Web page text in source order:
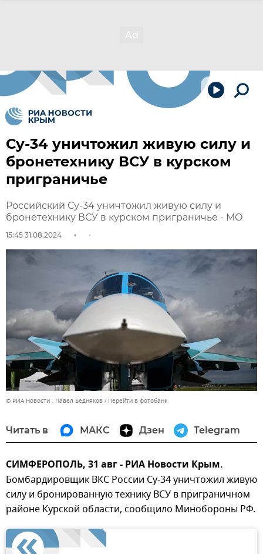
Су-34 уничтожил живую силу и
бронетехнику ВСУ в курском
приграничье
Российский Су-34 уничтожил живую силу и
бронетехнику ВСУ в курском приграничье - МО
15:45 31.08.2024
© РИА Новости . Павел Бедняков Перейти в фотобанк
Читать в МАКС Дзен Telegram
СИМФЕРОПОЛЬ, 31 авг - РИА Новости Крым.
Бомбардировщик ВКС России Су-34 уничтожил живую
силу и бронированную технику ВСУ в приграничном
районе Курской области, сообщило Минобороны РФ.